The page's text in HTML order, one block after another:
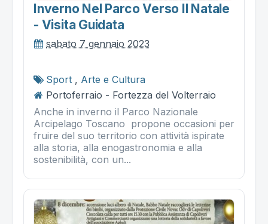
Inverno Nel Parco Verso Il Natale
- Visita Guidata
sabato 7 gennaio 2023
Sport , Arte e Cultura
Portoferraio - Fortezza del Volterraio
Anche in inverno il Parco Nazionale
Arcipelago Toscano propone occasioni per
fruire del suo territorio con attività ispirate
alla storia, alla enogastronomia e alla
sostenibilità, con un...